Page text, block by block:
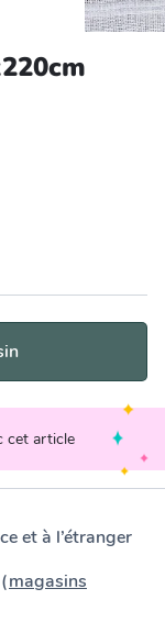
cet article
et à l’étranger
magasins